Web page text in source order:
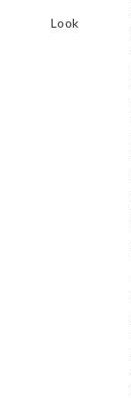
Look